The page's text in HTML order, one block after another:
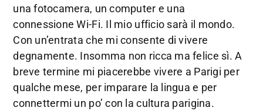
una fotocamera, un computer e una
connessione Wi-Fi. Il mio ufficio sarà il mondo.
Con un’entrata che mi consente di vivere
degnamente. Insomma non ricca ma felice sì. A
breve termine mi piacerebbe vivere a Parigi per
qualche mese, per imparare la lingua e per
connettermi un po’ con la cultura parigina.